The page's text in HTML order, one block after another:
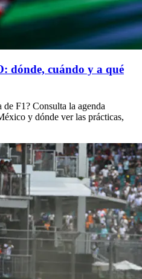
dónde, cuándo y a qué
F1? Consulta la agenda
y dónde ver las prácticas,